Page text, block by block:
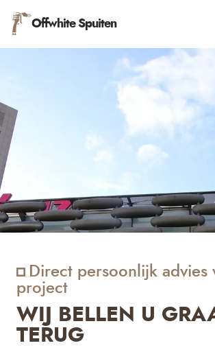
Offwhite Spuiten
Direct persoonlijk advies
project
WIJ BELLEN U
TERUG